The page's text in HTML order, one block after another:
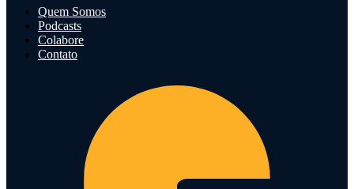
Quem Somos
Podcasts
Colabore
Contato